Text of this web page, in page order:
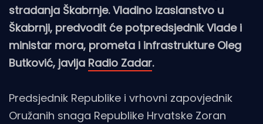
stradanja Škabrnje. Vladino izaslanstvo u
Škabrnji, predvodit će potpredsjednik Vlade i
ministar mora, prometa i infrastrukture Oleg
Butković, javlja Radio Zadar.
Predsjednik Republike i vrhovni zapovjednik
Oružanih snaga Republike Hrvatske Zoran